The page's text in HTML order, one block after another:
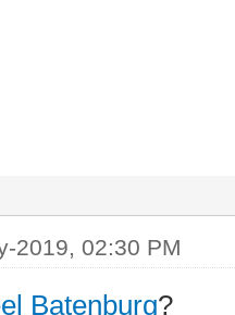
2019, 02:30 PM
Batenburg?